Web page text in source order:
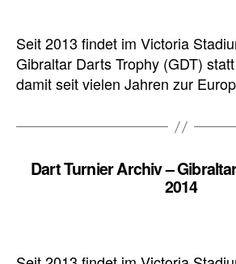
Seit 2013 findet im Victoria
Gibraltar Darts Trophy (GDT)
damit seit vielen Jahren zur
Dart Turnier Archiv –
2014